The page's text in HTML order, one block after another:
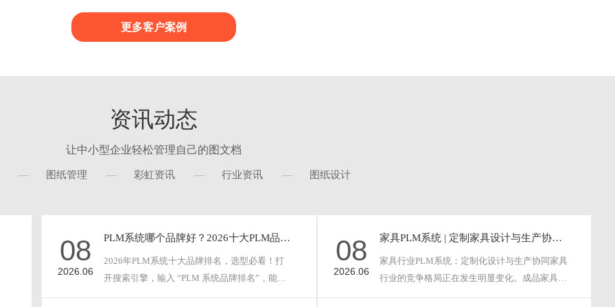
时查阅，可追溯复用，实现公司内部知识
财产管理与共享，保护文件永不丢失...
更多客户案例
资讯动态
让中小型企业轻松管理自己的图文档
图纸管理 彩虹资讯 行业资讯 图纸设计
08
2026.06
PLM系统哪个品牌好？2026十大PLM品牌排名与企业选型指南
2026年PLM系统十大品牌排名，选型必看！打
开搜索引擎，输入 “PLM 系统品牌排名”，能看
08
2026.06
家具PLM系统 | 定制家具设计与生产协同管理解决方案
家具行业PLM系统：定制化设计与生产协同家具
行业的竞争格局正在发生明显变化。成品家具的